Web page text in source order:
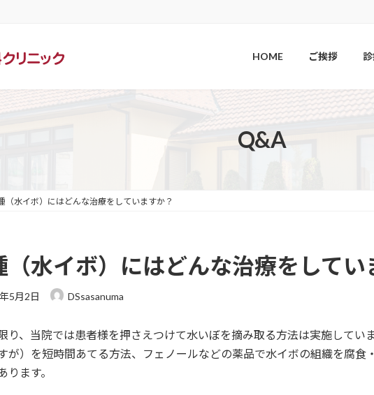
HOME ご挨拶
Q&A
（水イボ）にはどんな治療をしていますか？
水イボ）にはどんな治療をしてい
5月2日 DSsasanuma
り、当院では患者様を押さえつけて水いぼを摘み取る方法は実施していま
が）を短時間あてる方法、フェノールなどの薬品で水イボの組織を腐
ます。